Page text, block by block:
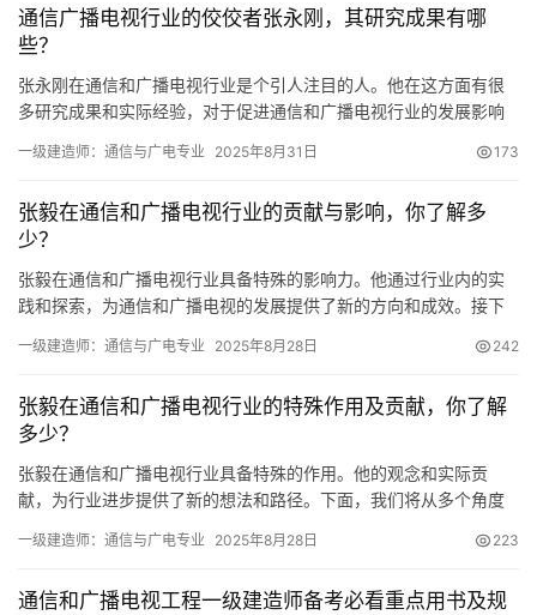
通信广播电视行业的佼佼者张永刚，其研究成果有哪
些？
张永刚在通信和广播电视行业是个引人注目的人。他在这方面有很
多研究成果和实际经验，对于促进通信和广播电视行业的发展影响
一级建造师：通信与广电专业 2025年8月31日 173
张毅在通信和广播电视行业的贡献与影响，你了解多
少？
张毅在通信和广播电视行业具备特殊的影响力。他通过行业内的实
践和探索，为通信和广播电视的发展提供了新的方向和成效。接下
一级建造师：通信与广电专业 2025年8月28日 242
张毅在通信和广播电视行业的特殊作用及贡献，你了解
多少？
张毅在通信和广播电视行业具备特殊的作用。他的观念和实际贡
献，为行业进步提供了新的想法和路径。下面，我们将从多个角度
一级建造师：通信与广电专业 2025年8月28日 223
通信和广播电视工程一级建造师备考必看重点用书及规